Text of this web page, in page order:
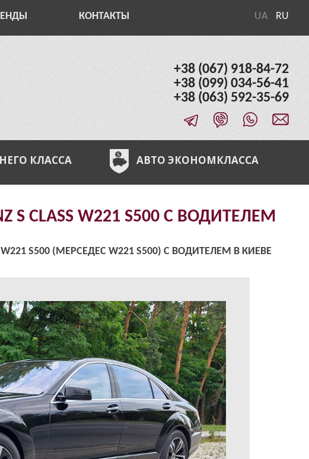
UA RU
КОНТАКТЫ
+38 (067) 918-84-72
+38 (099) 034-56-41
+38 (063) 592-35-69
КЛАССА АВТО ЭКОНОМКЛАССА
S CLASS W221 S500 С ВОДИТЕЛЕМ
S500 (МЕРСЕДЕС W221 S500) С ВОДИТЕЛЕМ В КИЕВЕ